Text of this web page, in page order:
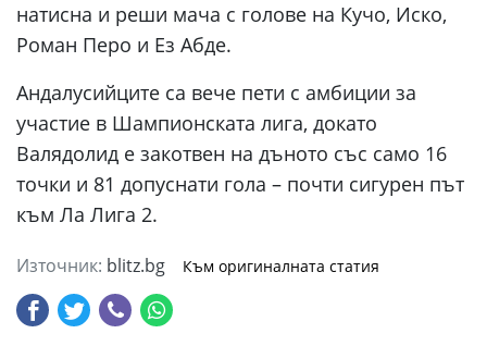
натисна и реши мача с голове на Кучо, Иско,
Роман Перо и Ез Абде.
Андалусийците са вече пети с амбиции за
участие в Шампионската лига, докато
Валядолид е закотвен на дъното със само 16
точки и 81 допуснати гола – почти сигурен път
към Ла Лига 2.
Източник: blitz.bg Към оригиналната статия